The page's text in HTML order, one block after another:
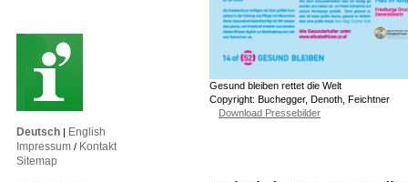
Deutsch | English
Impressum / Kontakt
Sitemap
Gesund bleiben rettet die Welt
Copyright: Buchegger, Denoth, Feichtner
Download Pressebilder